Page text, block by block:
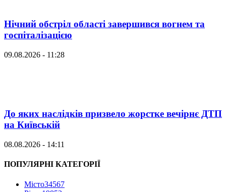
Нічний обстріл області завершився вогнем та
госпіталізацією
09.08.2026 - 11:28
До яких наслідків призвело жорстке вечірнє ДТП
на Київській
08.08.2026 - 14:11
ПОПУЛЯРНІ КАТЕГОРІЇ
Місто34567